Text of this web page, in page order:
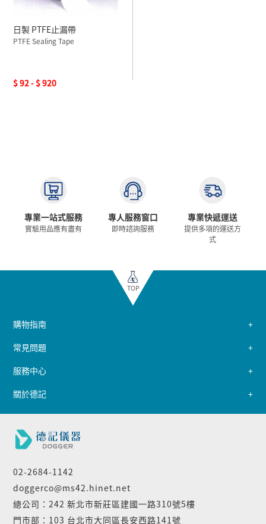
日製 PTFE止漏帶
PTFE Sealing Tape
$ 92 - $ 920
專業一站式服務
實驗用品應有盡有
專人服務窗口
即時諮詢服務
專業快遞運送
提供多項的運送方
式
TOP
02-2684-1142
doggerco@ms42.hinet.net
總公司：242 新北市新莊區建國一路310號5樓
門市部：103 台北市大同區長安西路141號
購物指南
常見問題
服務中心
關於德記